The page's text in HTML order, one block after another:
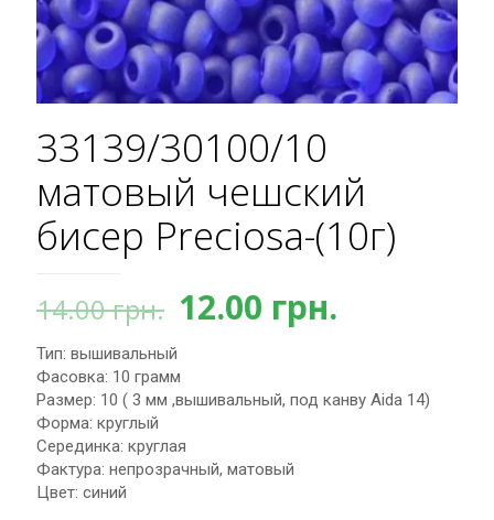
33139/30100/10
матовый чешский
бисер Preciosa-(10г)
14.00грн. Первоначальная
составляла
14.00 грн..
12.00 грн.
Тип: вышивальный
Фасовка: 10 грамм
Размер: 10 ( 3 мм ,вышивальный, под канву Aida 14)
Форма: круглый
Серединка: круглая
Фактура: непрозрачный, матовый
Цвет: синий